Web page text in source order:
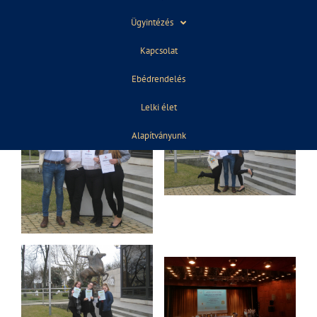
Ügyintézés
Kapcsolat
Ebédrendelés
Lelki élet
Alapítványunk
kategóriában az 1/13.a osztályból Litavszky Barnabás,